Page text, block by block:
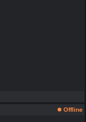
Offline